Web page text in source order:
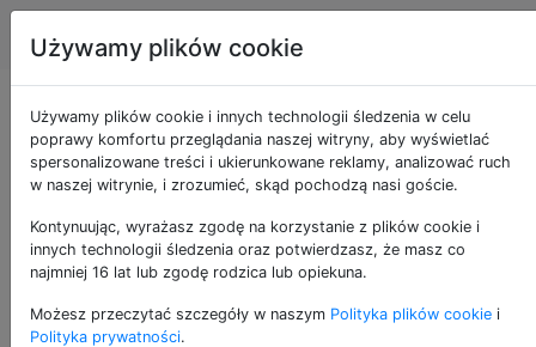
Emacs Tagi
Jak sprawić, by
Emacs sprawdził
moją pocztę i zgłosił
nową pocztę
Używamy plików cookie
Używamy plików cookie i innych technologii śledzenia w celu
poprawy komfortu przeglądania naszej witryny, aby wyświetlać
spersonalizowane treści i ukierunkowane reklamy, analizować ruch
w naszej witrynie, i zrozumieć, skąd pochodzą nasi goście.
Kontynuując, wyrażasz zgodę na korzystanie z plików cookie i
innych technologii śledzenia oraz potwierdzasz, że masz co
najmniej 16 lat lub zgodę rodzica lub opiekuna.
Możesz przeczytać szczegóły w naszym Polityka plików cookie i
Polityka prywatności.